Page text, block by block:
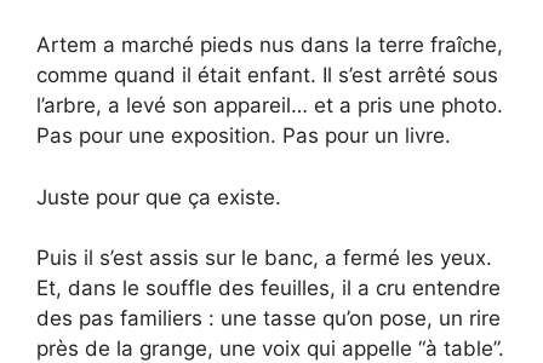
Artem a marché pieds nus dans la terre fraîche,
comme quand il était enfant. Il s’est arrêté sous
l’arbre, a levé son appareil… et a pris une photo.
Pas pour une exposition. Pas pour un livre.
Juste pour que ça existe.
Puis il s’est assis sur le banc, a fermé les yeux.
Et, dans le souffle des feuilles, il a cru entendre
des pas familiers : une tasse qu’on pose, un rire
près de la grange, une voix qui appelle “à table”.